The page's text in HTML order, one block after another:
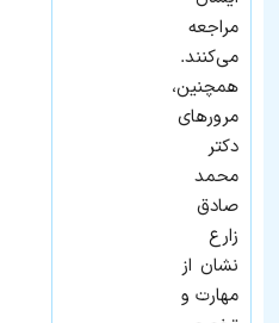
مراجعه
می‌کنند.
همچنین،
مرورهای
دکتر
محمد
صادق
زارع
نشان از
مهارت و